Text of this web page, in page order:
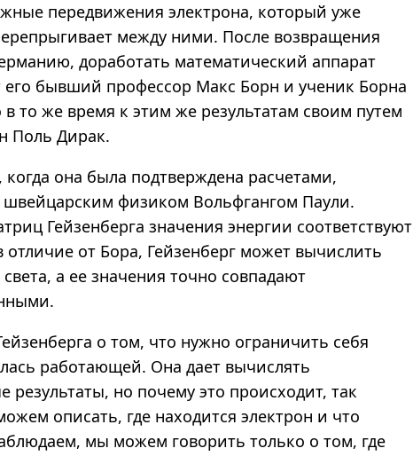
передвижения электрона, который уже
между ними. После возвращения
доработать математический аппарат
бывший профессор Макс Борн и ученик Борна
то же время к этим же результатам своим путем
Поль Дирак.
она была подтверждена расчетами,
физиком Вольфгангом Паули.
Гейзенберга значения энергии соответствуют
отличие от Бора, Гейзенберг может вычислить
а ее значения точно совпадают
о том, что нужно ограничить себя
работающей. Она дает вычислять
результаты, но почему это происходит, так
описать, где находится электрон и что
мы можем говорить только о том, где